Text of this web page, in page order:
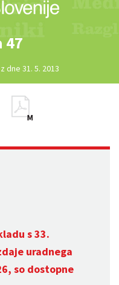
47
dne 31. 5. 2013
s 33.
uradnega
so dostopne